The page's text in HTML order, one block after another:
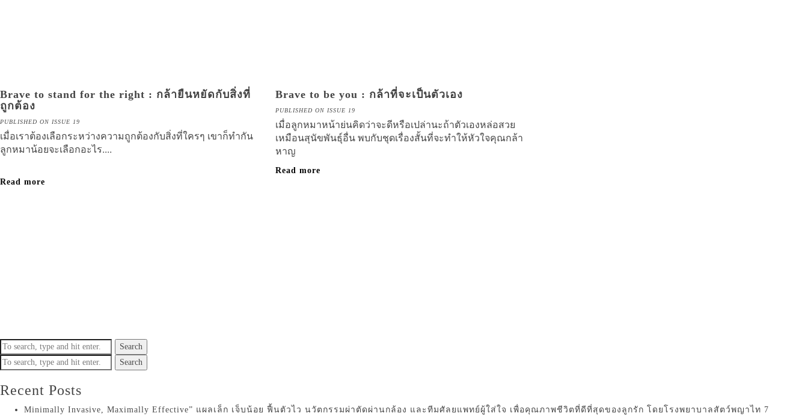
Brave to stand for the right : กล้ายืนหยัดกับสิ่งที่
ถูกต้อง
PUBLISHED ON ISSUE 19
เมื่อเราต้องเลือกระหว่างความถูกต้องกับสิ่งที่ใครๆ เขาก็ทำกัน
ลูกหมาน้อยจะเลือกอะไร....
Read more
Brave to be you : กล้าที่จะเป็นตัวเอง
PUBLISHED ON ISSUE 19
เมื่อลูกหมาหน้าย่นคิดว่าจะดีหรือเปล่านะถ้าตัวเองหล่อสวย
เหมือนสุนัขพันธุ์อื่น พบกับชุดเรื่องสั้นที่จะทำให้หัวใจคุณกล้า
หาญ
Read more
Search
Search
Recent Posts
Minimally Invasive, Maximally Effective” แผลเล็ก เจ็บน้อย ฟื้นตัวไว นวัตกรรมผ่าตัดผ่านกล้อง และทีมศัลยแพทย์ผู้ใส่ใจ เพื่อคุณภาพชีวิตที่ดีที่สุดของลูกรัก โดยโรงพยาบาลสัตว์พญาไท 7